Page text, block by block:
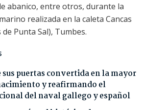
abanico, entre otros, durante la
realizada en la caleta Cancas
Punta Sal), Tumbes.
puertas convertida en la mayor
y reafirmando el
del naval gallego y español